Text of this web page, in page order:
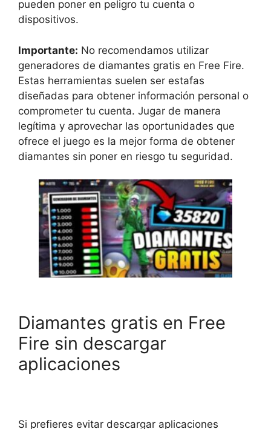
pueden poner en peligro tu cuenta o
dispositivos.
Importante: No recomendamos utilizar
generadores de diamantes gratis en Free Fire.
Estas herramientas suelen ser estafas
diseñadas para obtener información personal o
comprometer tu cuenta. Jugar de manera
legítima y aprovechar las oportunidades que
ofrece el juego es la mejor forma de obtener
diamantes sin poner en riesgo tu seguridad.
Diamantes gratis en Free
Fire sin descargar
aplicaciones
Si prefieres evitar descargar aplicaciones